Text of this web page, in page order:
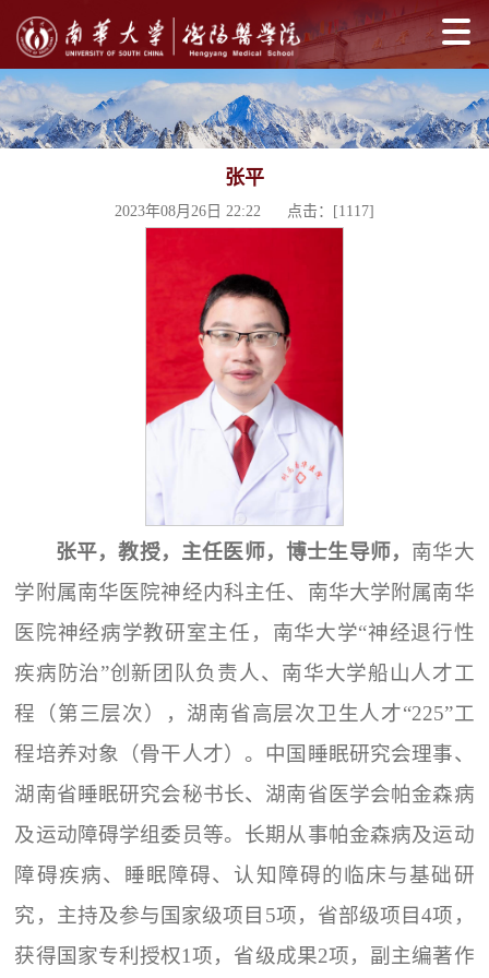
张平
2023年08月26日 22:22 点击：[1117]
张平，教授，主任医师，博士生导师， 南华大
学附属南华医院神经内科主任、南华大学附属南华
医院神经病学教研室主任，南华大学“神经退行性
疾病防治”创新团队负责人、南华大学船山人才工
程（第三层次），湖南省高层次卫生人才“225”工
程培养对象（骨干人才）。中国睡眠研究会理事、
湖南省睡眠研究会秘书长、湖南省医学会帕金森病
及运动障碍学组委员等。长期从事帕金森病及运动
障碍疾病、睡眠障碍、认知障碍的临床与基础研
究，主持及参与国家级项目5项，省部级项目4项，
获得国家专利授权1项，省级成果2项，副主编著作